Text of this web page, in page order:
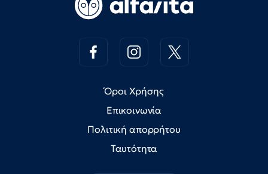
Όροι Χρήσης
Επικοινωνία
Πολιτική απορρήτου
Ταυτότητα